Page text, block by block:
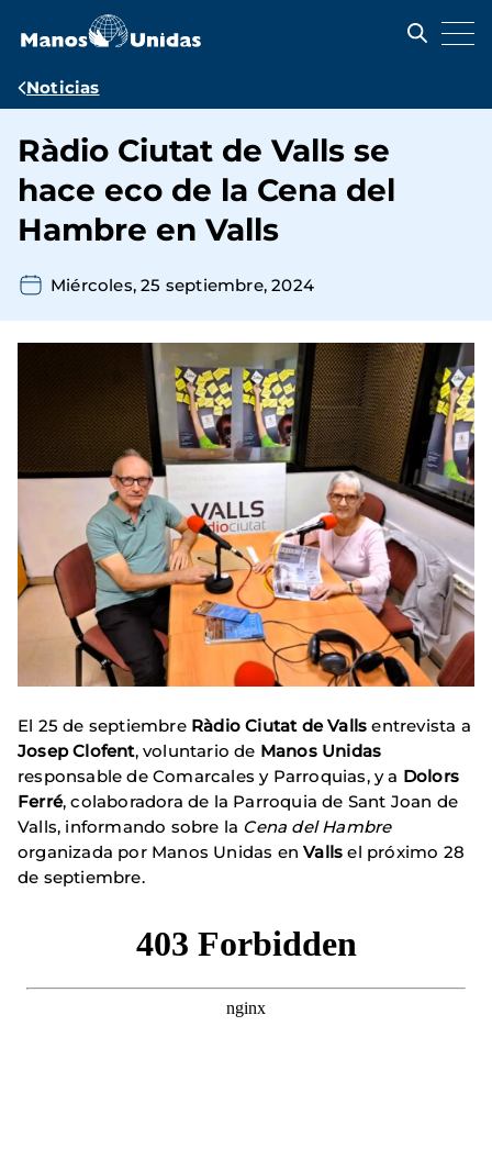
contenido
Ruta
navegación
Noticias
Ràdio Ciutat de Valls se
hace eco de la Cena del
Hambre en Valls
Miércoles, 25 septiembre, 2024
El 25 de septiembre Ràdio Ciutat de Valls entrevista a
Josep Clofent, voluntario de Manos Unidas
responsable de Comarcales y Parroquias, y a Dolors
Ferré, colaboradora de la Parroquia de Sant Joan de
Valls, informando sobre la Cena del Hambre
organizada por Manos Unidas enValls el próximo 28
de septiembre.